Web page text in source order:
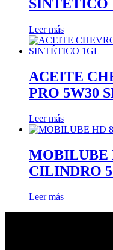
SINTÉTICO
Leer más
ACEITE
PRO 5W30
Leer más
MOBILUBE
CILINDRO
Leer más